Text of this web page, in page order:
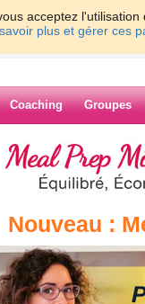
acceptez
plus et gérer ces
Coaching Groupes
toutes les
faire rapidement des
Nouveau :